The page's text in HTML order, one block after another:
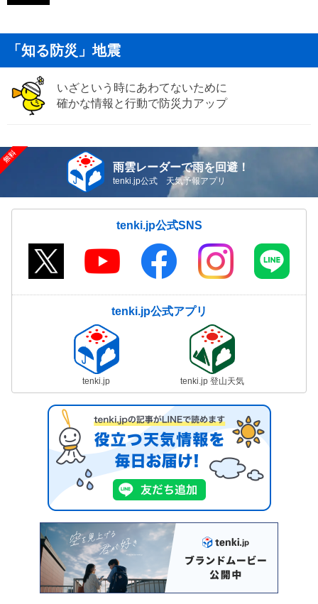
「知る防災」地震
いざという時にあわてないために
確かな情報と行動で防災力アップ
雨雲レーダーで雨を回避！
tenki.jp公式 天気予報アプリ
tenki.jp公式SNS
tenki.jp公式アプリ
tenki.jp tenki.jp 登山天気